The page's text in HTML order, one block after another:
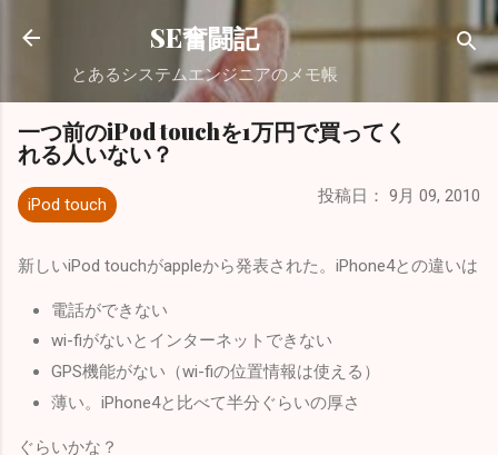
スキップしてメイン コンテンツに移動
SE奮闘記
とあるシステムエンジニアのメモ帳
一つ前のiPod touchを1万円で買ってく
れる人いない？
iPod touch 投稿日： 9月 09, 2010
新しいiPod touchがappleから発表された。iPhone4との違いは
電話ができない
wi-fiがないとインターネットできない
GPS機能がない（wi-fiの位置情報は使える）
薄い。iPhone4と比べて半分ぐらいの厚さ
ぐらいかな？